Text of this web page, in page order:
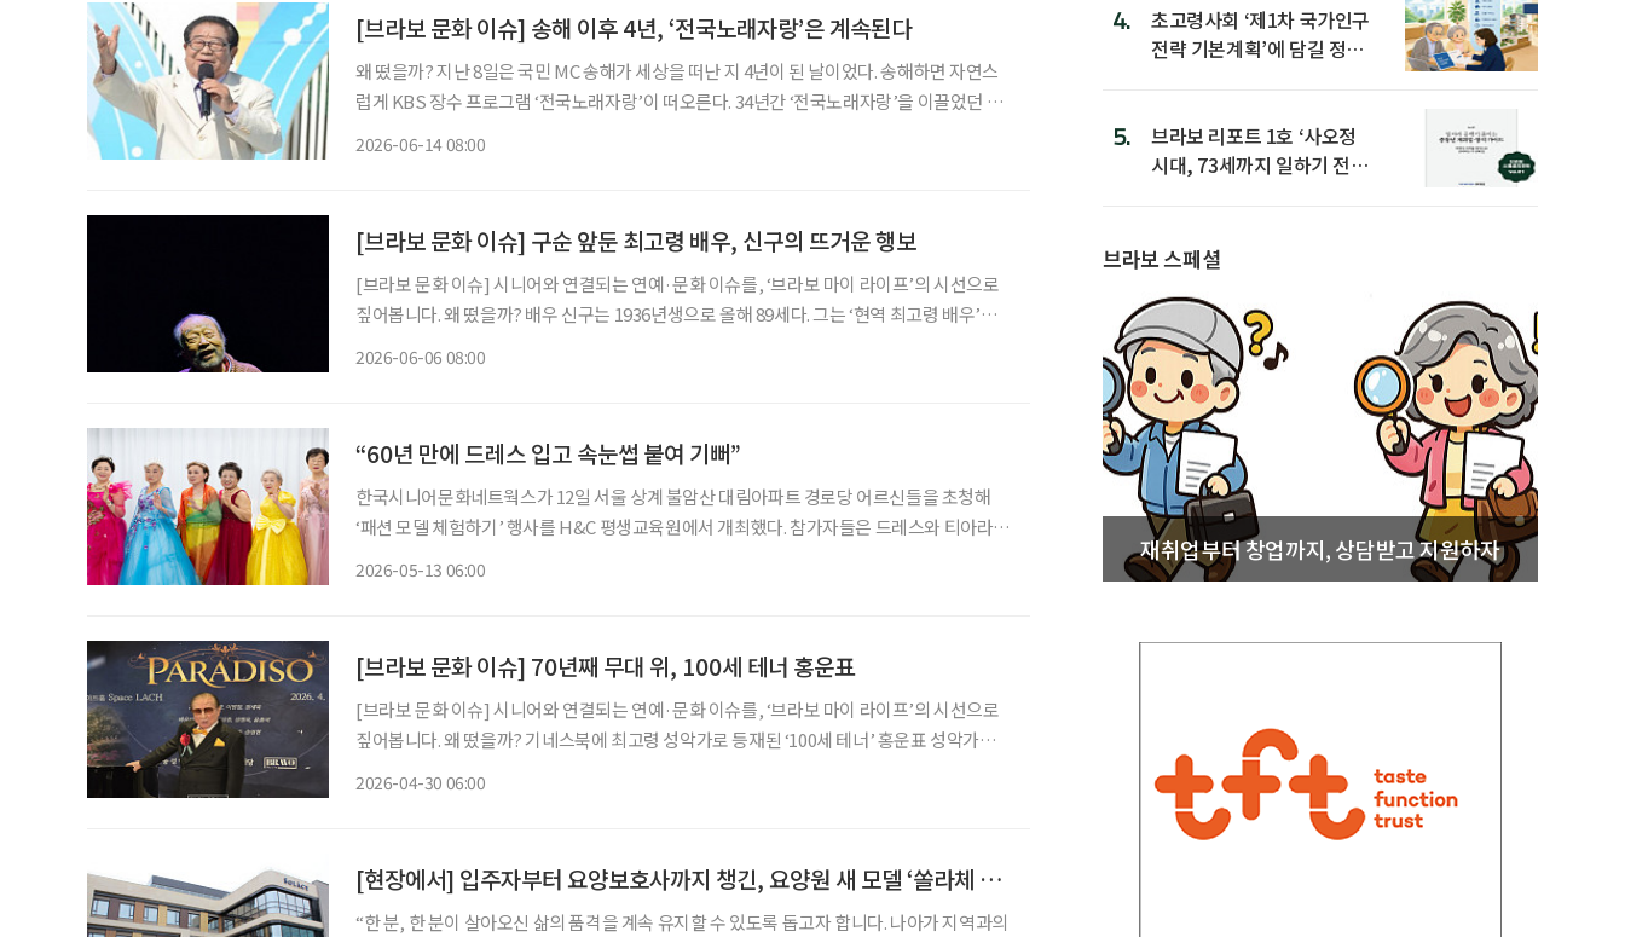
[브라보 문화 이슈] 송해 이후 4년, ‘전국노래자랑’은 계속된다
왜 떴을까? 지난 8일은 국민 MC 송해가 세상을 떠난 지 4년이 된 날이었다. 송해하면 자연스
럽게 KBS 장수 프로그램 ‘전국노래자랑’이 떠오른다. 34년간 ‘전국노래자랑’을 이끌었던 송
2026-06-14 08:00
[브라보 문화 이슈] 구순 앞둔 최고령 배우, 신구의 뜨거운 행보
[브라보 문화 이슈] 시니어와 연결되는 연예·문화 이슈를, ‘브라보 마이 라이프’의 시선으로
짚어봅니다. 왜 떴을까? 배우 신구는 1936년생으로 올해 89세다. 그는 ‘현역 최고령 배우’라
2026-06-06 08:00
“60년 만에 드레스 입고 속눈썹 붙여 기뻐”
한국시니어문화네트웍스가 12일 서울 상계 불암산 대림아파트 경로당 어르신들을 초청해
‘패션 모델 체험하기’ 행사를 H&C 평생교육원에서 개최했다. 참가자들은 드레스와 티아라를
2026-05-13 06:00
[브라보 문화 이슈] 70년째 무대 위, 100세 테너 홍운표
[브라보 문화 이슈] 시니어와 연결되는 연예·문화 이슈를, ‘브라보 마이 라이프’의 시선으로
짚어봅니다. 왜 떴을까? 기네스북에 최고령 성악가로 등재된 ‘100세 테너’ 홍운표 성악가가
2026-04-30 06:00
[현장에서] 입주자부터 요양보호사까지 챙긴, 요양원 새 모델 ‘쏠라체 홈 미사’
“한 분, 한 분이 살아오신 삶의 품격을 계속 유지할 수 있도록 돕고자 합니다. 나아가 지역과의
4.
초고령사회 ‘제1차 국가인구
전략 기본계획’에 담길 정책
5.
브라보 리포트 1호 ‘사오정
시대, 73세까지 일하기 전략’
브라보 스페셜
재취업부터 창업까지, 상담받고 지원하자